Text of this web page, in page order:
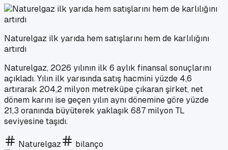
Naturelgaz ilk yarıda hem satışlarını hem de karlılığını
artırdı
Naturelgaz, 2026 yılının ilk 6 aylık finansal sonuçlarını
açıkladı. Yılın ilk yarısında satış hacmini yüzde 4,6
artırarak 204,2 milyon metreküpe çıkaran şirket, net
dönem karını ise geçen yılın aynı dönemine göre yüzde
21,3 oranında büyüterek yaklaşık 687 milyon TL
seviyesine taşıdı.
Naturelgaz bilanço